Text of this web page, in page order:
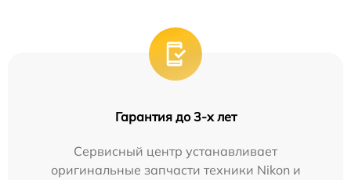
Гарантия до 3-х лет
Сервисный центр устанавливает
оригинальные запчасти техники Nikon и